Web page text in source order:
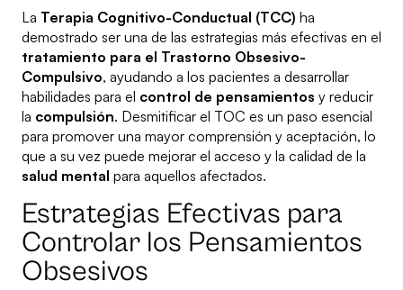
La Terapia Cognitivo-Conductual (TCC) ha
demostrado ser una de las estrategias más efectivas en el
tratamiento para el Trastorno Obsesivo-
Compulsivo, ayudando a los pacientes a desarrollar
habilidades para el control de pensamientos y reducir
la compulsión. Desmitificar el TOC es un paso esencial
para promover una mayor comprensión y aceptación, lo
que a su vez puede mejorar el acceso y la calidad de la
salud mental para aquellos afectados.
Estrategias Efectivas para
Controlar los Pensamientos
Obsesivos